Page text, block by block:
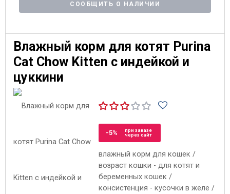
СООБЩИТЬ О НАЛИЧИИ
Влажный корм для котят Purina
Cat Chow Kitten с индейкой и
цуккини
-5%
при заказе
через сайт
влажный корм для кошек /
возраст кошки - для котят и
беременных кошек /
консистенция - кусочки в желе /